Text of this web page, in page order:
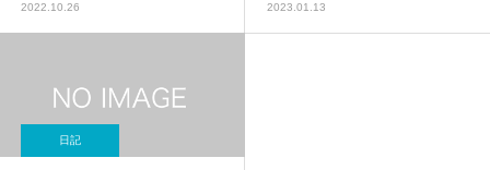
2022.10.26 2023.01.13
日記